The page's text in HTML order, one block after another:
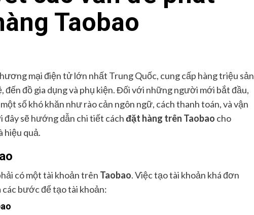
Taobao
mại điện tử lớn nhất Trung Quốc, cung cấp hàng triệu sản
đồ gia dụng và phụ kiện. Đối với những người mới bắt đầu,
số khó khăn như rào cản ngôn ngữ, cách thanh toán, và vận
đây sẽ hướng dẫn chi tiết cáchđặt hàng trên Taobao cho
hiệu quả.
có một tài khoản trên Taobao. Việc tạo tài khoản khá đơn
các bước để tạo tài khoản: